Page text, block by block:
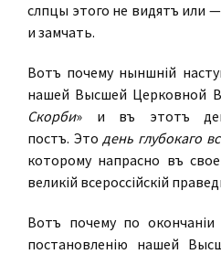
слѣпцы этого не видятъ или —
и замѣчать.
Вотъ почему нынѣшній
нашей Высшей Церковной
Скорби» и въ этотъ
постъ. Этодень глубокаго
которому напрасно въ
великій всероссійскій
Вотъ почему по
постановленію нашей